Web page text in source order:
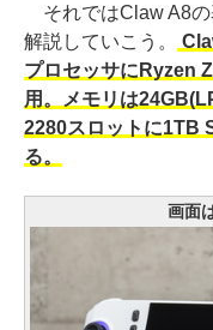
それではClaw A8の
解説していこう。
プロセッサにRyzen
用。メモリは
2280スロットに1TB
る。
画面